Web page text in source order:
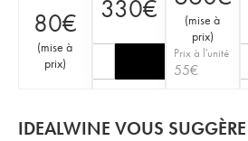
80€
(mise à
prix)
330€ (mise à
prix)
Prix à l'unité
55€
IDEALWINE VOUS SUGGÈRE